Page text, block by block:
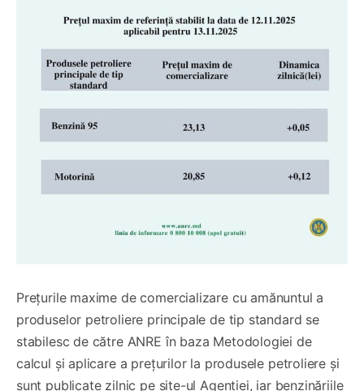
Prețurile maxime de comercializare cu amănuntul a
produselor petroliere principale de tip standard se
stabilesc de către ANRE în baza Metodologiei de
calcul și aplicare a prețurilor la produsele petroliere și
sunt publicate zilnic pe site-ul Agenției, iar benzinăriile